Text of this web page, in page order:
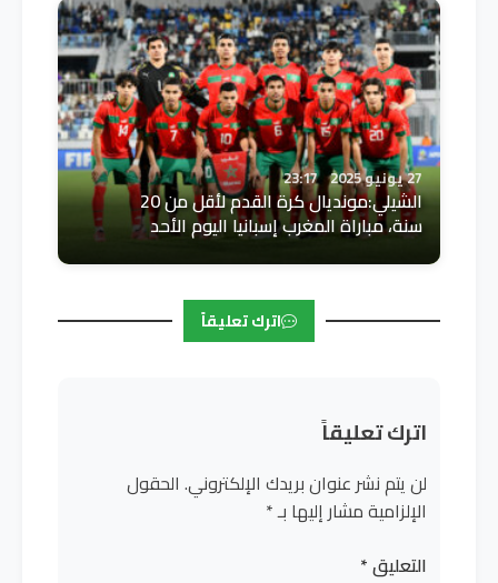
27 يونيو 2025 23:17
الشيلي:مونديال كرة القدم لأقل من 20
سنة، مباراة المغرب إسبانيا اليوم الأحد
اترك تعليقاً
اترك تعليقاً
لن يتم نشر عنوان بريدك الإلكتروني. الحقول
الإلزامية مشار إليها بـ*
التعليق*